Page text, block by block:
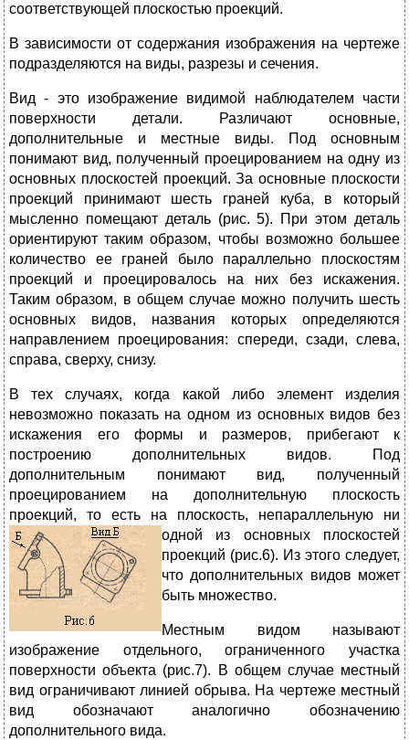
соответствующей плоскостью проекций.
В зависимости от содержания изображения на чертеже
подразделяются на виды, разрезы и сечения.
Вид - это изображение видимой наблюдателем части
поверхности детали. Различают основные,
дополнительные и местные виды. Под основным
понимают вид, полученный проецированием на одну из
основных плоскостей проекций. За основные плоскости
проекций принимают шесть граней куба, в который
мысленно помещают деталь (рис. 5). При этом деталь
ориентируют таким образом, чтобы возможно большее
количество ее граней было параллельно плоскостям
проекций и проецировалось на них без искажения.
Таким образом, в общем случае можно получить шесть
основных видов, названия которых определяются
направлением проецирования: спереди, сзади, слева,
справа, сверху, снизу.
В тех случаях, когда какой либо элемент изделия
невозможно показать на одном из основных видов без
искажения его формы и размеров, прибегают к
построению дополнительных видов. Под
дополнительным понимают вид, полученный
проецированием на дополнительную плоскость
проекций, то есть на плоскость, непараллельную ни
одной из основных плоскостей
проекций (рис.6). Из этого следует,
что дополнительных видов может
быть множество.
Местным видом
называют
изображение отдельного, ограниченного участка
поверхности объекта (рис.7). В общем случае местный
вид ограничивают линией обрыва. На чертеже местный
вид обозначают аналогично обозначению
дополнительного вида.